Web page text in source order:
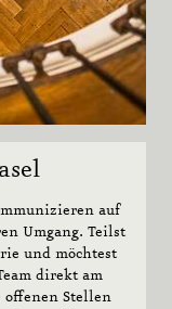
Rhine
auf
Umgang. Teilst
und möchtest
direkt am
offenen Stellen